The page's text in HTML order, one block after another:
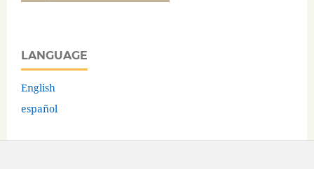
LANGUAGE
English
español